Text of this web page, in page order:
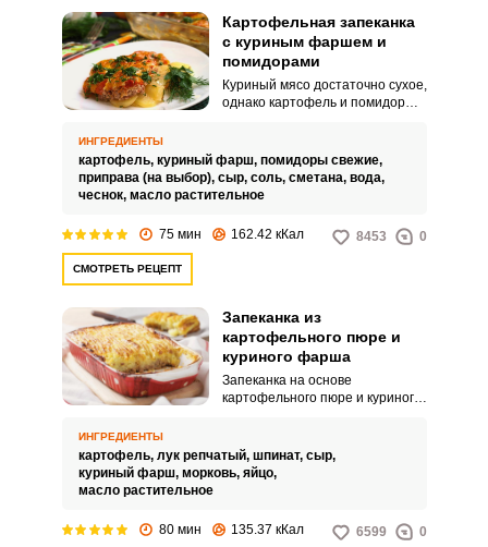
Картофельная запеканка
с куриным фаршем и
помидорами
Куриный мясо достаточно сухое,
однако картофель и помидоры
вкусная и сытная запеканка для
всей семьи.
ИНГРЕДИЕНТЫ
картофель, куриный фарш, помидоры свежие,
приправа (на выбор), сыр, соль, сметана, вода,
чеснок, масло растительное
75 мин 162.42 кКал 8453 0
СМОТРЕТЬ РЕЦЕПТ
Запеканка из
картофельного пюре и
куриного фарша
Запеканка на основе
картофельного пюре и куриного
добавить небольшую изюминку
в виде шпината и сырной
ИНГРЕДИЕНТЫ
картофель, лук репчатый, шпинат, сыр,
куриный фарш, морковь, яйцо,
масло растительное
80 мин 135.37 кКал 6599 0